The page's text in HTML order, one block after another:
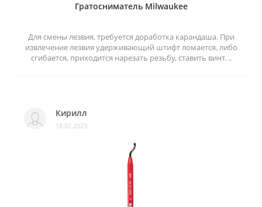
Гратосниматель Milwaukee
Для смены лезвия, требуется доработка карандаша. При
извлечение лезвия удерживающий штифт ломается, либо
сгибается, приходится нарезать резьбу, ставить винт. ..
Кирилл
18.02.2023